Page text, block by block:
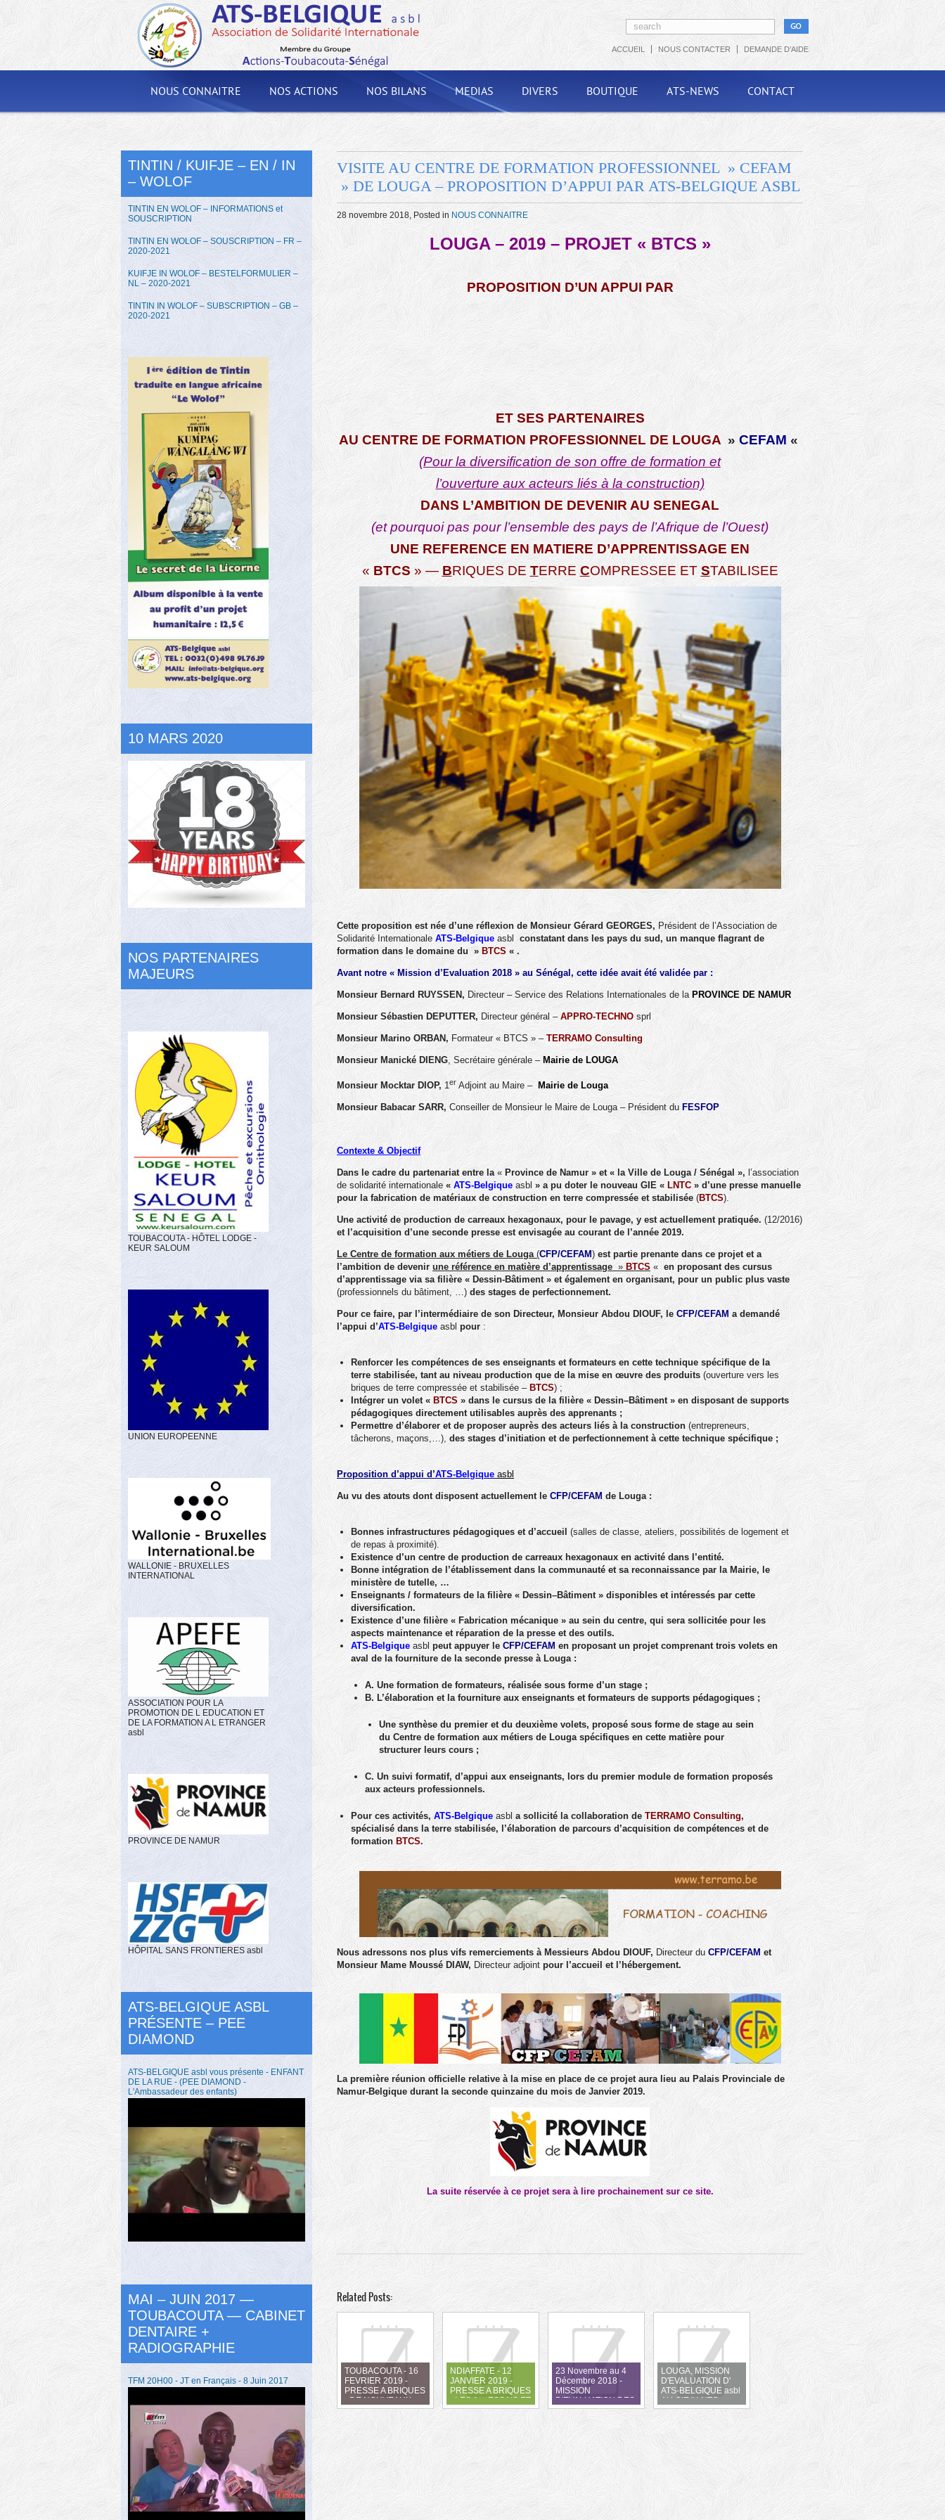
ACCUEIL NOUS CONTACTER DEMANDE D’AIDE
NOUS CONNAITRE NOS ACTIONS NOS BILANS MEDIAS DIVERS BOUTIQUE ATS-NEWS CONTACT
TINTIN / KUIFJE – EN / IN
– WOLOF
TINTIN EN WOLOF – INFORMATIONS et
SOUSCRIPTION
TINTIN EN WOLOF – SOUSCRIPTION – FR –
2020-2021
KUIFJE IN WOLOF – BESTELFORMULIER –
NL – 2020-2021
TINTIN IN WOLOF – SUBSCRIPTION – GB –
2020-2021
10 MARS 2020
NOS PARTENAIRES
MAJEURS
TOUBACOUTA - HÔTEL LODGE -
KEUR SALOUM
UNION EUROPEENNE
WALLONIE - BRUXELLES
INTERNATIONAL
ASSOCIATION POUR LA
PROMOTION DE L EDUCATION ET
DE LA FORMATION A L ETRANGER
asbl
PROVINCE DE NAMUR
HÔPITAL SANS FRONTIERES asbl
ATS-BELGIQUE ASBL
PRÉSENTE – PEE
DIAMOND
ATS-BELGIQUE asbl vous présente - ENFANT
DE LA RUE - (PEE DIAMOND -
L'Ambassadeur des enfants)
MAI – JUIN 2017 —
TOUBACOUTA — CABINET
DENTAIRE +
RADIOGRAPHIE
TFM 20H00 - JT en Français - 8 Juin 2017
VISITE AU CENTRE DE FORMATION PROFESSIONNEL » CEFAM
» DE LOUGA – PROPOSITION D’APPUI PAR ATS-BELGIQUE ASBL
28 novembre 2018, Posted in NOUS CONNAITRE
LOUGA – 2019 – PROJET « BTCS »
PROPOSITION D’UN APPUI PAR
ET SES PARTENAIRES
AU CENTRE DE FORMATION PROFESSIONNEL DE LOUGA» CEFAM «
(Pour la diversification de son offre de formation et
l’ouverture aux acteurs liés à la construction)
DANS L’AMBITION DE DEVENIR AU SENEGAL
(et pourquoi pas pour l’ensemble des pays de l’Afrique de l’Ouest)
UNE REFERENCE EN MATIERE D’APPRENTISSAGE EN
« BTCS » — BRIQUES DE TERRE COMPRESSEE ET STABILISEE
Cette proposition est née d’une réflexion de Monsieur Gérard GEORGES, Président de l’Association de
Solidarité Internationale ATS-Belgique asbl constatant dans les pays du sud, un manque flagrant de
formation dans le domaine du » BTCS « .
Avant notre « Mission d’Evaluation 2018 » au Sénégal, cette idée avait été validée par :
Monsieur Bernard RUYSSEN, Directeur – Service des Relations Internationales de la PROVINCE DE NAMUR
Monsieur Sébastien DEPUTTER, Directeur général – APPRO-TECHNO sprl
Monsieur Marino ORBAN, Formateur « BTCS » – TERRAMO Consulting
Monsieur Manické DIENG, Secrétaire générale – Mairie de LOUGA
Monsieur Mocktar DIOP, 1er Adjoint au Maire – Mairie de Louga
Monsieur Babacar SARR, Conseiller de Monsieur le Maire de Louga – Président du FESFOP
Contexte & Objectif
Dans le cadre du partenariat entre la« Province de Namur » et « la Ville de Louga / Sénégal », l’association
de solidarité internationale « ATS-Belgique asbl » a pu doter le nouveau GIE « LNTC » d’une presse manuelle
pour la fabrication de matériaux de construction en terre compressée et stabilisée (BTCS).
Une activité de production de carreaux hexagonaux, pour le pavage, y est actuellement pratiquée. (12/2016)
et l’acquisition d’une seconde presse est envisagée au courant de l’année 2019.
Le Centre de formation aux métiers de Louga(CFP/CEFAM) est partie prenante dans ce projet et a
l’ambition de devenir une référence en matière d’apprentissage » BTCS « en proposant des cursus
d’apprentissage via sa filière « Dessin-Bâtiment » et également en organisant, pour un public plus vaste
(professionnels du bâtiment, …) des stages de perfectionnement.
Pour ce faire, par l’intermédiaire de son Directeur, Monsieur Abdou DIOUF, le CFP/CEFAM a demandé
l’appui d’ATS-Belgique asbl pour :
Renforcer les compétences de ses enseignants et formateurs en cette technique spécifique de la
terre stabilisée, tant au niveau production que de la mise en œuvre des produits (ouverture vers les
briques de terre compressée et stabilisée – BTCS) ;
Intégrer un volet « BTCS » dans le cursus de la filière « Dessin–Bâtiment» en disposant de supports
pédagogiques directement utilisables auprès des apprenants ;
Permettre d’élaborer et de proposer auprès des acteurs liés à la construction (entrepreneurs,
tâcherons, maçons,…), des stages d’initiation et de perfectionnement à cette technique spécifique ;
Proposition d’appui d’ATS-Belgique asbl
Au vu des atouts dont disposent actuellement le CFP/CEFAM de Louga :
Bonnes infrastructures pédagogiques et d’accueil (salles de classe, ateliers, possibilités de logement et
de repas à proximité).
Existence d’un centre de production de carreaux hexagonaux en activité dans l’entité.
Bonne intégration de l’établissement dans la communauté et sa reconnaissance par la Mairie, le
ministère de tutelle, …
Enseignants / formateurs de la filière « Dessin–Bâtiment » disponibles et intéressés par cette
diversification.
Existence d’une filière « Fabrication mécanique » au sein du centre, qui sera sollicitée pour les
aspects maintenance et réparation de la presse et des outils.
ATS-Belgique asbl peut appuyer le CFP/CEFAM en proposant un projet comprenant trois volets en
aval de la fourniture de la seconde presse à Louga :
A. Une formation de formateurs, réalisée sous forme d’un stage ;
B. L’élaboration et la fourniture aux enseignants et formateurs de supports pédagogiques ;
Une synthèse du premier et du deuxième volets, proposé sous forme de stage au sein
du Centre de formation aux métiers de Louga spécifiques en cette matière pour
structurer leurs cours ;
C. Un suivi formatif, d’appui aux enseignants, lors du premier module de formation proposés
aux acteurs professionnels.
Pour ces activités, ATS-Belgique asbl a sollicité la collaboration de TERRAMO Consulting,
spécialisé dans la terre stabilisée, l’élaboration de parcours d’acquisition de compétences et de
formation BTCS.
Nous adressons nos plus vifs remerciements à Messieurs Abdou DIOUF, Directeur du CFP/CEFAM et
Monsieur Mame Moussé DIAW, Directeur adjoint pour l’accueil et l’hébergement.
La première réunion officielle relative à la mise en place de ce projet aura lieu au Palais Provinciale de
Namur-Belgique durant la seconde quinzaine du mois de Janvier 2019.
La suite réservée à ce projet sera à lire prochainement sur ce site.
Related Posts:
TOUBACOUTA - 16
FEVRIER 2019 -
PRESSE A BRIQUES
- DE NOUVEAUX
ESSAIS DE
PRODUCTION "
GRANDEUR
NDIAFFATE - 12
JANVIER 2019 -
PRESSE A BRIQUES
- LES 1er ESSAIS ET
LE DEBUT DE
23 Novembre au 4
Décembre 2018 -
MISSION
D'EVALUATION DES
PROJETS 2015 -
LOUGA, MISSION
D'EVALUATION D'
ATS-BELGIQUE asbl
AU GIE " LNTC -
PROJET PRESSE A
PAVES